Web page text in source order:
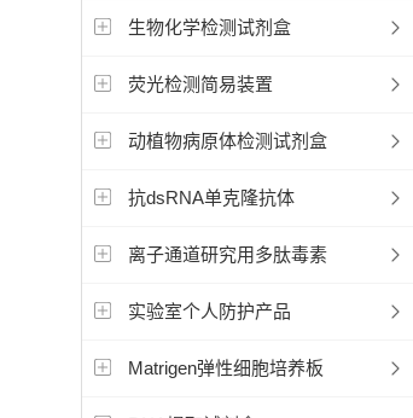
生物化学检测试剂盒
荧光检测简易装置
动植物病原体检测试剂盒
抗dsRNA单克隆抗体
离子通道研究用多肽毒素
实验室个人防护产品
Matrigen弹性细胞培养板